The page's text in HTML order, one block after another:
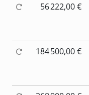
56 222,00 €
184 500,00 €